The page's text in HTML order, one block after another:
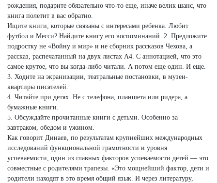
рождения, подарите обязательно что-то еще, иначе велик шанс, что
книга полетит в вас обратно.
Ищите книги, которые связаны с интересами ребенка. Любит
футбол и Месси? Найдите книгу его воспоминаний. 2. Предложите
подростку не «Войну и мир» и не сборник рассказов Чехова, а
рассказ, распечатанный на двух листах А4. С аннотацией, что это
самое крутое, что вы когда-либо читали. А потом еще один. И еще.
3. Ходите на экранизации, театральные постановки, в музеи-
квартиры писателей.
4. Читайте при детях. Не с телефона, планшета или ридера, а
бумажные книги.
5. Обсуждайте прочитанные книги с детьми. Особенно за
завтраком, обедом и ужином.
Как говорит Динаев, по результатам крупнейших международных
исследований функциональной грамотности и уровня
успеваемости, один из главных факторов успеваемости детей — это
совместные с родителями трапезы. «Это мощнейший фактор, дети и
родители находят в это время общий язык. И через литературу,